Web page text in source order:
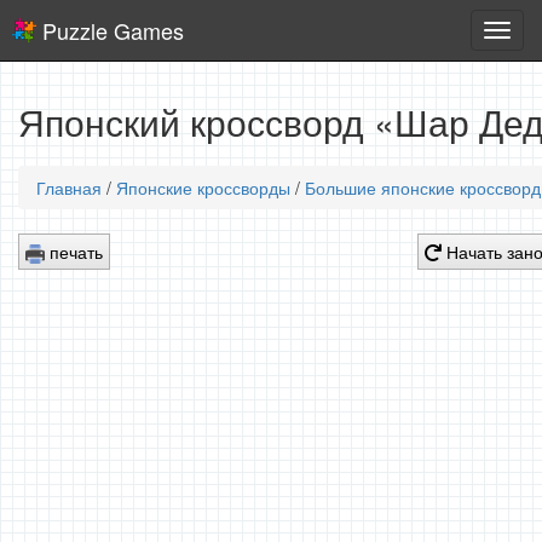
игры
Puzzle Games
Японский кроссворд «Шар
Главная / Японские кроссворды / Большие японские
печать Начать